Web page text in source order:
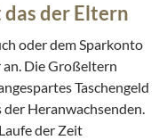
der Eltern
oder dem Sparkonto
an. Die Großeltern
Taschengeld
Heranwachsenden.
der Zeit